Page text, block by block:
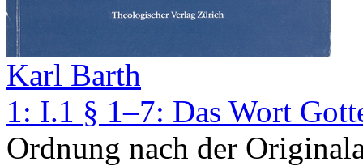
Karl Barth
1: I.1 § 1–7: Das Wort
Ordnung nach der